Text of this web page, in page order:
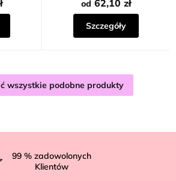
od 62,10 zł
Szczegóły
wszystkie podobne produkty
99 % zadowolonych
Klientów